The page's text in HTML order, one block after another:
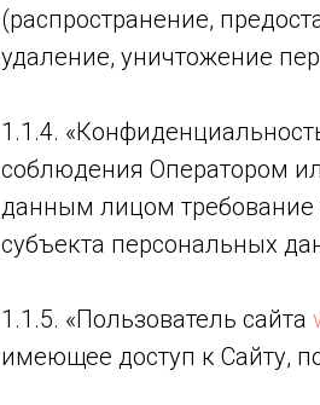
(распространение,
удаление, уничтожение
1.1.4.
соблюдения Оператором
данным лицом требование
субъекта персональных
1.1.5. «Пользователь сайта
имеющее доступ к Сайту,